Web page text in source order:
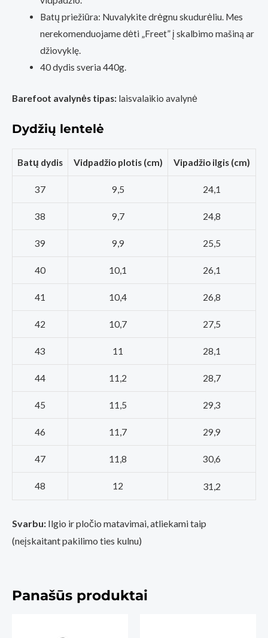
Batų priežiūra: Nuvalykite drėgnu skudurėliu. Mes
nerekomenduojame dėti „Freet” į skalbimo mašiną ar
džiovyklę.
40 dydis sveria 440g.
Barefoot avalynės tipas: laisvalaikio avalynė
Dydžių lentelė
Batų dydis Vidpadžio plotis (cm) Vipadžio ilgis (cm)
37 9,5 24,1
38 9,7 24,8
39 9,9 25,5
40 10,1 26,1
41 10,4 26,8
42 10,7 27,5
43 11 28,1
44 11,2 28,7
45 11,5 29,3
46 11,7 29,9
47 11,8 30,6
48 12 31,2
Svarbu: Ilgio ir pločio matavimai, atliekami taip
(neįskaitant pakilimo ties kulnu)
Panašūs produktai